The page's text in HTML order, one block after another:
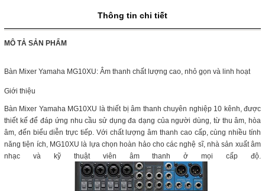
Thông tin chi tiết
MÔ TẢ SẢN PHẨM
Bàn Mixer Yamaha MG10XU: Âm thanh chất lượng cao, nhỏ gọn và linh hoạt
Giới thiệu
Bàn Mixer Yamaha MG10XU là thiết bị âm thanh chuyên nghiệp 10 kênh, được
thiết kế để đáp ứng nhu cầu sử dụng đa dạng của người dùng, từ thu âm, hòa
âm, đến biểu diễn trực tiếp. Với chất lượng âm thanh cao cấp, cùng nhiều tính
năng tiện ích, MG10XU là lựa chọn hoàn hảo cho các nghệ sĩ, nhà sản xuất âm
nhạc và kỹ thuật viên âm thanh ở mọi cấp độ.